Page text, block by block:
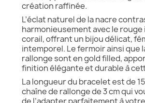
création raffinée.
L’éclat naturel de la nacre
harmonieusement avec le
corail, offrant un bijou délicat,
intemporel. Le fermoir ainsi que
rallonge sont en gold filled,
finition élégante et durable à
La longueur du bracelet est de
chaîne de rallonge de 3 cm qui